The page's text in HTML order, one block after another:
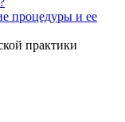
процедуры и ее
практики